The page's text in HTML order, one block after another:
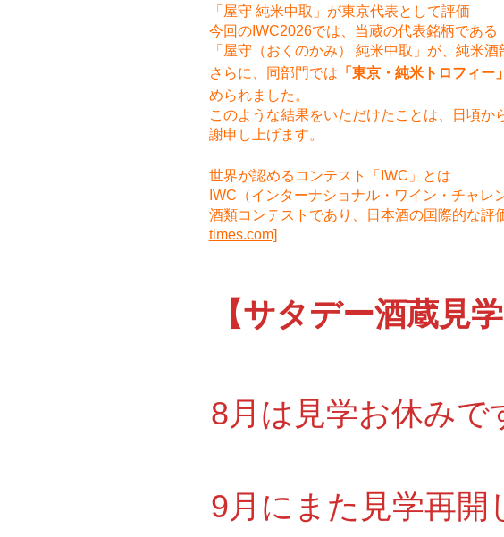
「屋守 純米中取」が東京代表として評価
今回のIWC2026では、当蔵の代表銘柄である
「屋守（おくのかみ） 純米中取」が、純米
さらに、同部門では 「東京・純米トロフィー」
められました。
このような結果をいただけたことは、日頃
謝申し上げます。
世界が認めるコンテスト「IWC」とは
IWC（インターナショナル・ワイン・チャ
酒類コンテストであり、日本酒の国際的な評
times.com]
【サタデー酒蔵見
8月は見学お休みで
9月にまた見学再